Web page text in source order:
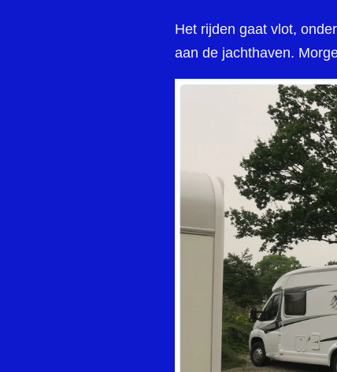
Het rijden gaat vlot,
aan de jachthaven.